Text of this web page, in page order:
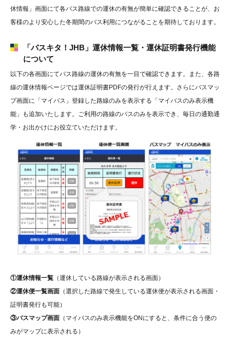
休情報」画面にて各バス路線での運休の有無が簡単に確認できることが、お
客様のより安心した冬期間のバス利用につながることを期待しております。
「バスキタ！JHB」運休情報一覧・運休証明書発行機能
について
以下の各画面にてバス路線の運休の有無を一目で確認できます。また、各路
線の運休情報ページでは運休証明書PDFの発行が行えます。さらにバスマッ
プ画面に「マイバス」登録した路線のみを表示する「マイバスのみ表示機
能」も追加いたします。ご利用の路線のバスのみを表示でき、毎日の通勤通
学・お出かけにお役立ていただけます。
①運休情報一覧 （運休している路線が表示される画面）
②運休便一覧画面 （選択した路線で発生している運休便が表示される画面・
証明書発行も可能）
③バスマップ画面 （マイバスのみ表示機能をONにすると、条件に合う便の
みがマップに表示される）